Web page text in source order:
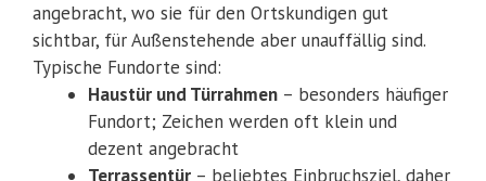
angebracht, wo sie für den Ortskundigen gut
sichtbar, für Außenstehende aber unauffällig sind.
Typische Fundorte sind:
Haustür und Türrahmen – besonders häufiger
Fundort; Zeichen werden oft klein und
dezent angebracht
Terrassentür – beliebtes Einbruchsziel, daher